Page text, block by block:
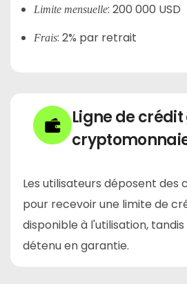
Limite mensuelle: 200 000 USD
Frais: 2% par retrait
Ligne de
Les utilisateurs déposent des
pour recevoir une limite de
disponible à l'utilisation, tandis
détenu en garantie.